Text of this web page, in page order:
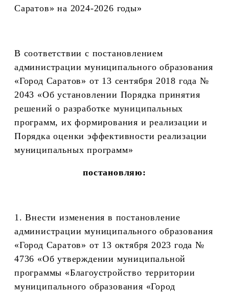
Саратов» на 2024-2026 годы»
В соответствии с постановлением
администрации муниципального образования
«Город Саратов» от 13 сентября 2018 года №
2043 «Об установлении Порядка принятия
решений о разработке муниципальных
программ, их формирования и реализации и
Порядка оценки эффективности реализации
муниципальных программ»
постановляю:
1. Внести изменения в постановление
администрации муниципального образования
«Город Саратов» от 13 октября 2023 года №
4736 «Об утверждении муниципальной
программы «Благоустройство территории
муниципального образования «Город